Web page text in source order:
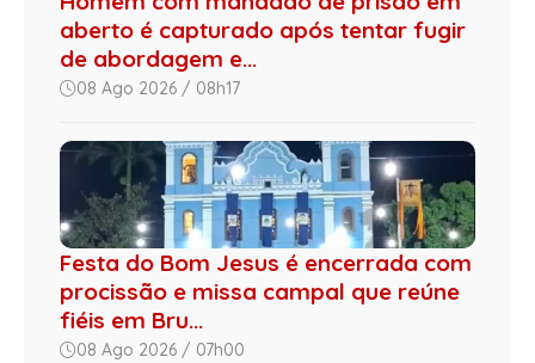
aberto é capturado após tentar fugir
de abordagem e...
08 Ago 2026 / 08h17
Festa do Bom Jesus é encerrada com
procissão e missa campal que reúne
fiéis em Bru...
08 Ago 2026 / 07h00